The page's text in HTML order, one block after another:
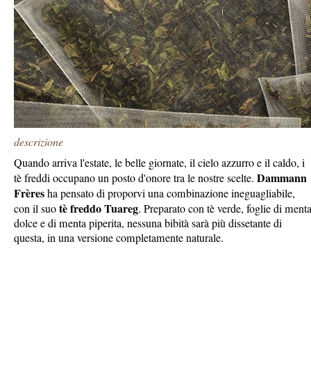
descrizione
Quando arriva l'estate, le belle giornate, il cielo azzurro e il caldo, i
tè freddi occupano un posto d'onore tra le nostre scelte. Dammann
Frèresha pensato di proporvi una combinazione ineguagliabile,
con il suotè freddo Tuareg. Preparato con tè verde, foglie di menta
dolce e di menta piperita, nessuna bibità sarà più dissetante di
questa, in una versione completamente naturale.